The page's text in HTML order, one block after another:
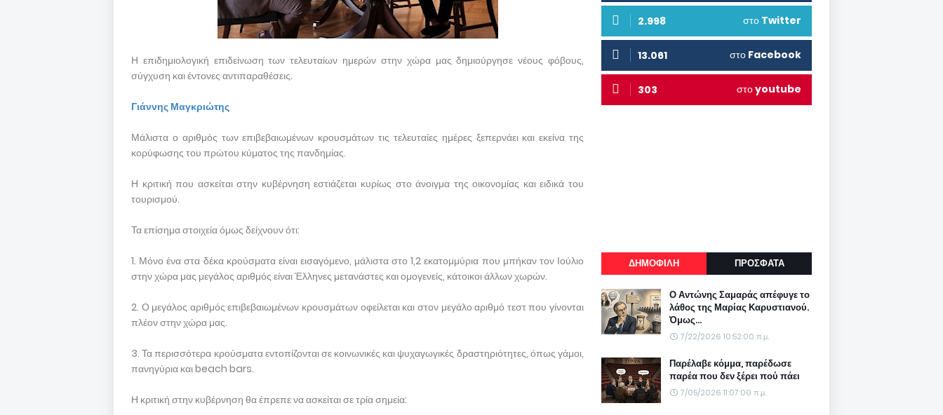
Η επιδημιολογική επιδείνωση των τελευταίων ημερών στην χώρα μας δημιούργησε νέους φόβους,
σύγχυση και έντονες αντιπαραθέσεις.
Γιάννης Μαγκριώτης
Μάλιστα ο αριθμός των επιβεβαιωμένων κρουσμάτων τις τελευταίες ημέρες ξεπερνάει και εκείνα της
κορύφωσης του πρώτου κύματος της πανδημίας.
Η κριτική που ασκείται στην κυβέρνηση εστιάζεται κυρίως στο άνοιγμα της οικονομίας και ειδικά του
τουρισμού.
Τα επίσημα στοιχεία όμως δείχνουν ότι:
1. Μόνο ένα στα δέκα κρούσματα είναι εισαγόμενο, μάλιστα στο 1,2 εκατομμύρια που μπήκαν τον Ιούλιο
στην χώρα μας μεγάλος αριθμός είναι Έλληνες μετανάστες και ομογενείς, κάτοικοι άλλων χωρών.
2. Ο μεγάλος αριθμός επιβεβαιωμένων κρουσμάτων οφείλεται και στον μεγάλο αριθμό τεστ που γίνονται
πλέον στην χώρα μας.
3. Τα περισσότερα κρούσματα εντοπίζονται σε κοινωνικές και ψυχαγωγικές δραστηριότητες, όπως γάμοι,
πανηγύρια και beach bars.
Η κριτική στην κυβέρνηση θα έπρεπε να ασκείται σε τρία σημεία:
2.998 στο Twitter
13.061 στο Facebook
303 στοyoutube
ΔΗΜΟΦΙΛΗ ΠΡΟΣΦΑΤΑ
Ο Αντώνης Σαμαράς απέφυγε το
λάθος της Μαρίας Καρυστιανού.
Όμως...
7/22/2026 10:52:00 π.μ.
Παρέλαβε κόμμα, παρέδωσε
παρέα που δεν ξέρει πού πάει
7/05/2026 11:07:00 π.μ.